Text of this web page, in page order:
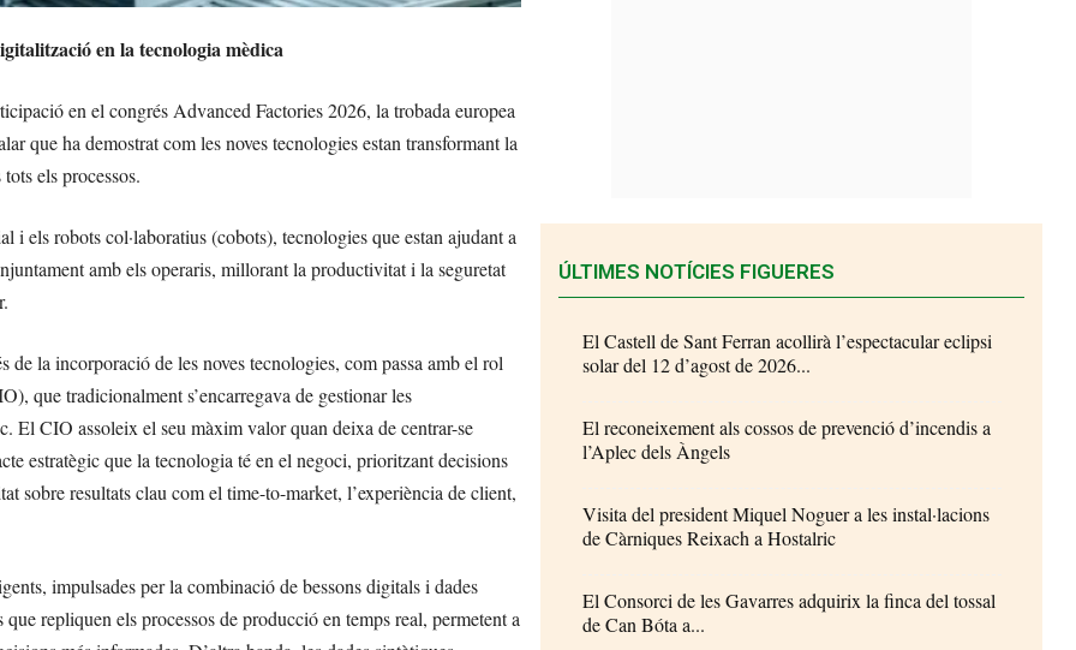
en la tecnologia mèdica
en el congrés Advanced Factories 2026, la trobada europea
que ha demostrat com les noves tecnologies estan transformant la
els processos.
els robots col·laboratius (cobots), tecnologies que estan ajudant a
amb els operaris, millorant la productivitat i la seguretat
la incorporació de les noves tecnologies, com passa amb el rol
que tradicionalment s’encarregava de gestionar les
El CIO assoleix el seu màxim valor quan deixa de centrar-se
estratègic que la tecnologia té en el negoci, prioritzant decisions
sobre resultats clau com el time-to-market, l’experiència de client,
impulsades per la combinació de bessons digitals i dades
repliquen els processos de producció en temps real, permetent a
ÚLTIMES NOTÍCIES FIGUERES
El Castell de Sant Ferran acollirà l’espectacular eclipsi
solar del 12 d’agost de 2026...
El reconeixement als cossos de prevenció d’incendis a
l’Aplec dels Àngels
Visita del president Miquel Noguer a les instal·lacions
de Càrniques Reixach a Hostalric
El Consorci de les Gavarres adquirix la finca del tossal
de Can Bóta a...